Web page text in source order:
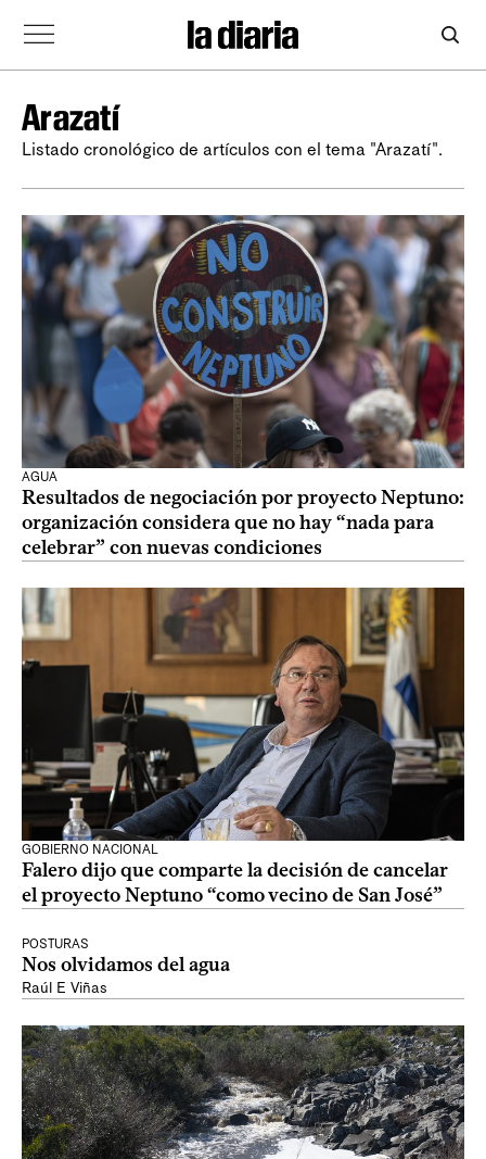
Arazatí
Listado cronológico de artículos con el tema "Arazatí".
AGUA
Resultados de negociación por proyecto Neptuno:
organización considera que no hay “nada para
celebrar” con nuevas condiciones
GOBIERNO NACIONAL
Falero dijo que comparte la decisión de cancelar
el proyecto Neptuno “como vecino de San José”
POSTURAS
Nos olvidamos del agua
Raúl E Viñas